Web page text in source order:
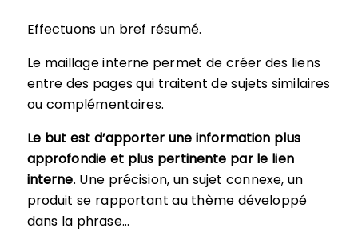
Effectuons un bref résumé.
Le maillage interne permet de créer des liens
entre des pages qui traitent de sujets similaires
ou complémentaires.
Le but est d’apporter une information plus
approfondie et plus pertinente par le lien
interne. Une précision, un sujet connexe, un
produit se rapportant au thème développé
dans la phrase…